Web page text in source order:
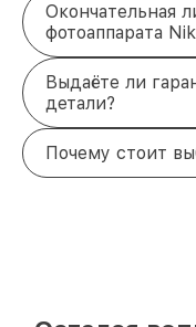
Окончательная
фотоаппарата
Выдаёте ли
детали?
Почему стоит